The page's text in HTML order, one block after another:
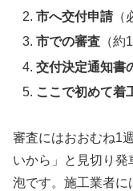
市へ交付申請（
市での審査 （
交付決定通知書
ここで初めて着
審査にはおおむね1
いから」と見切り
泡です。施工業者に